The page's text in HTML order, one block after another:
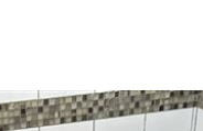
20:52